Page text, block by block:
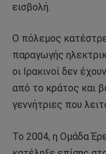
εισβολή.
Ο πόλεμος
παραγωγής
οι Ιρακινοί δεν
από το κράτος και
γεννήτριες που
Το 2004, η Ομάδα